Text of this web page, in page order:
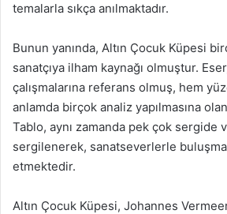
temalarla sıkça anılmaktadır.
Bunun yanında, Altın Çocuk Küpesi
sanatçıya ilham kaynağı olmuştur.
çalışmalarına referans olmuş, hem
anlamda birçok analiz yapılmasına
Tablo, aynı zamanda pek çok sergide
sergilenerek, sanatseverlerle
etmektedir.
Altın Çocuk Küpesi, Johannes